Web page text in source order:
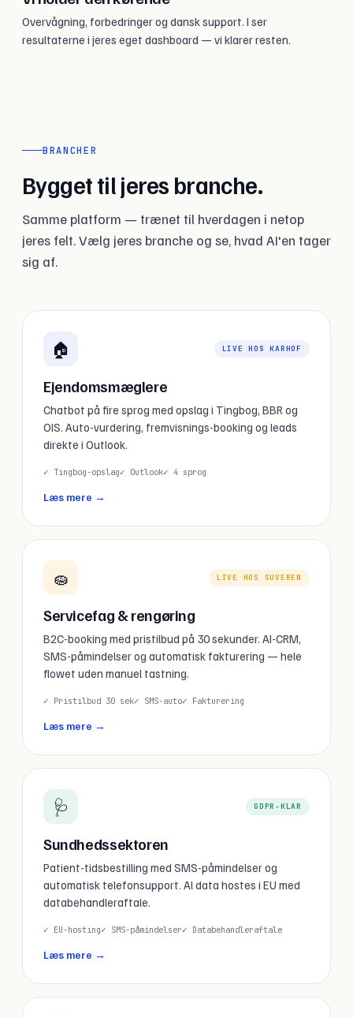
Overvågning, forbedringer og dansk support. I ser
resultaterne i jeres eget dashboard — vi klarer resten.
BRANCHER
Bygget til jeres branche.
Samme platform — trænet til hverdagen i netop
jeres felt. Vælg jeres branche og se, hvad AI'en tager
sig af.
🏠 LIVE HOS KARHOF
Ejendomsmæglere
Chatbot på fire sprog med opslag i Tingbog, BBR og
OIS. Auto-vurdering, fremvisnings-booking og leads
direkte i Outlook.
Tingbog-opslag Outlook 4 sprog
Læs mere →
🧽 LIVE HOS SUVEREN
Servicefag & rengøring
B2C-booking med pristilbud på 30 sekunder. AI-CRM,
SMS-påmindelser og automatisk fakturering — hele
flowet uden manuel tastning.
Pristilbud 30 sek SMS-auto Fakturering
Læs mere →
🩺 GDPR-KLAR
Sundhedssektoren
Patient-tidsbestilling med SMS-påmindelser og
automatisk telefonsupport. Al data hostes i EU med
databehandleraftale.
EU-hosting SMS-påmindelser Databehandleraftale
Læs mere →